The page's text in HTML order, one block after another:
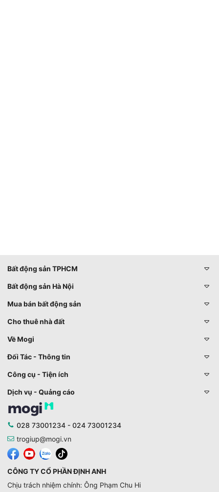
Bất động sản TPHCM
Bất động sản Hà Nội
Mua bán bất động sản
Cho thuê nhà đất
Về Mogi
Đối Tác - Thông tin
Công cụ - Tiện ích
Dịch vụ - Quảng cáo
028 73001234 - 024 73001234
trogiup@mogi.vn
CÔNG TY CỔ PHẦN ĐỊNH ANH
Chịu trách nhiệm chính: Ông Phạm Chu Hi